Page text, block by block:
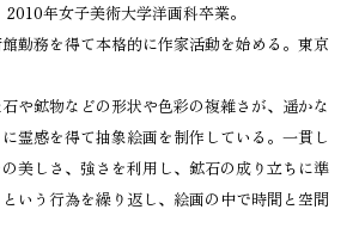
年女子美術大学洋画科卒業。
勤務を得て本格的に作家活動を始める。東京
や鉱物などの形状や色彩の複雑さが、遥かな
霊感を得て抽象絵画を制作している。一貫し
美しさ、強さを利用し、鉱石の成り立ちに準
いう行為を繰り返し、絵画の中で時間と空間